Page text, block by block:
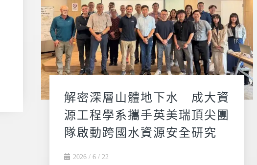
解密深層山體地下水 成大資
源工程學系攜手英美瑞頂尖團
隊啟動跨國水資源安全研究
2026 / 6 / 22